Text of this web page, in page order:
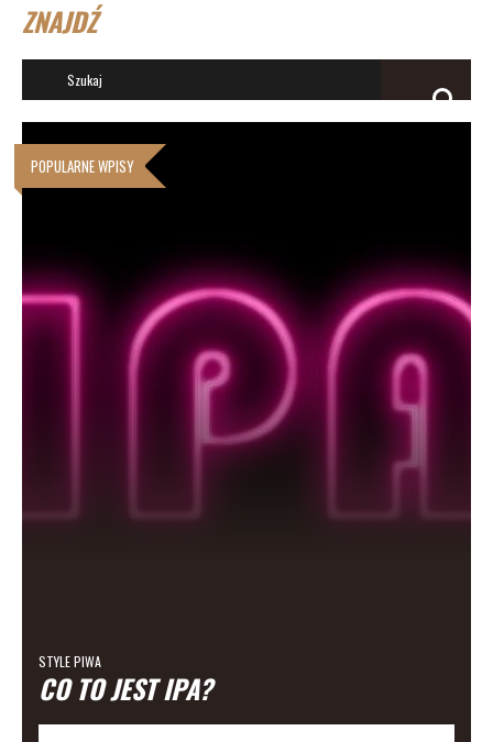
ZNAJDŹ
POPULARNE WPISY
STYLE PIWA
CO TO JEST IPA?